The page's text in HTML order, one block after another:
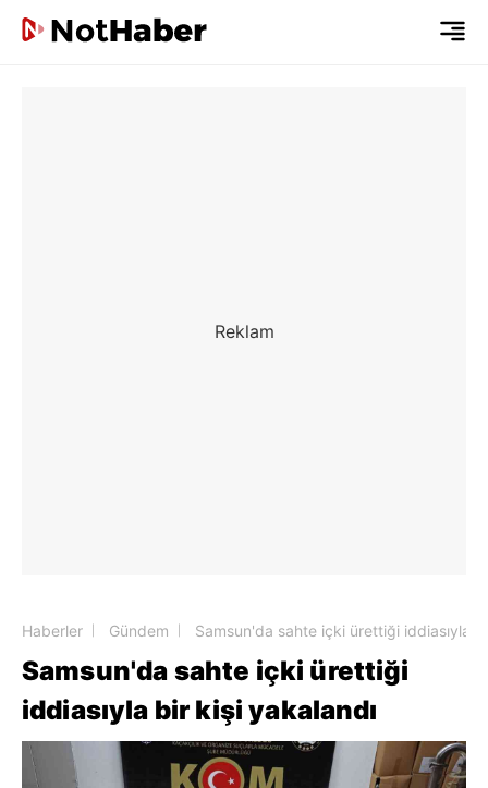
Haberler Gündem Samsun'da sahte içki ürettiği iddiasıyla
Samsun'da sahte içki ürettiği
iddiasıyla bir kişi yakalandı